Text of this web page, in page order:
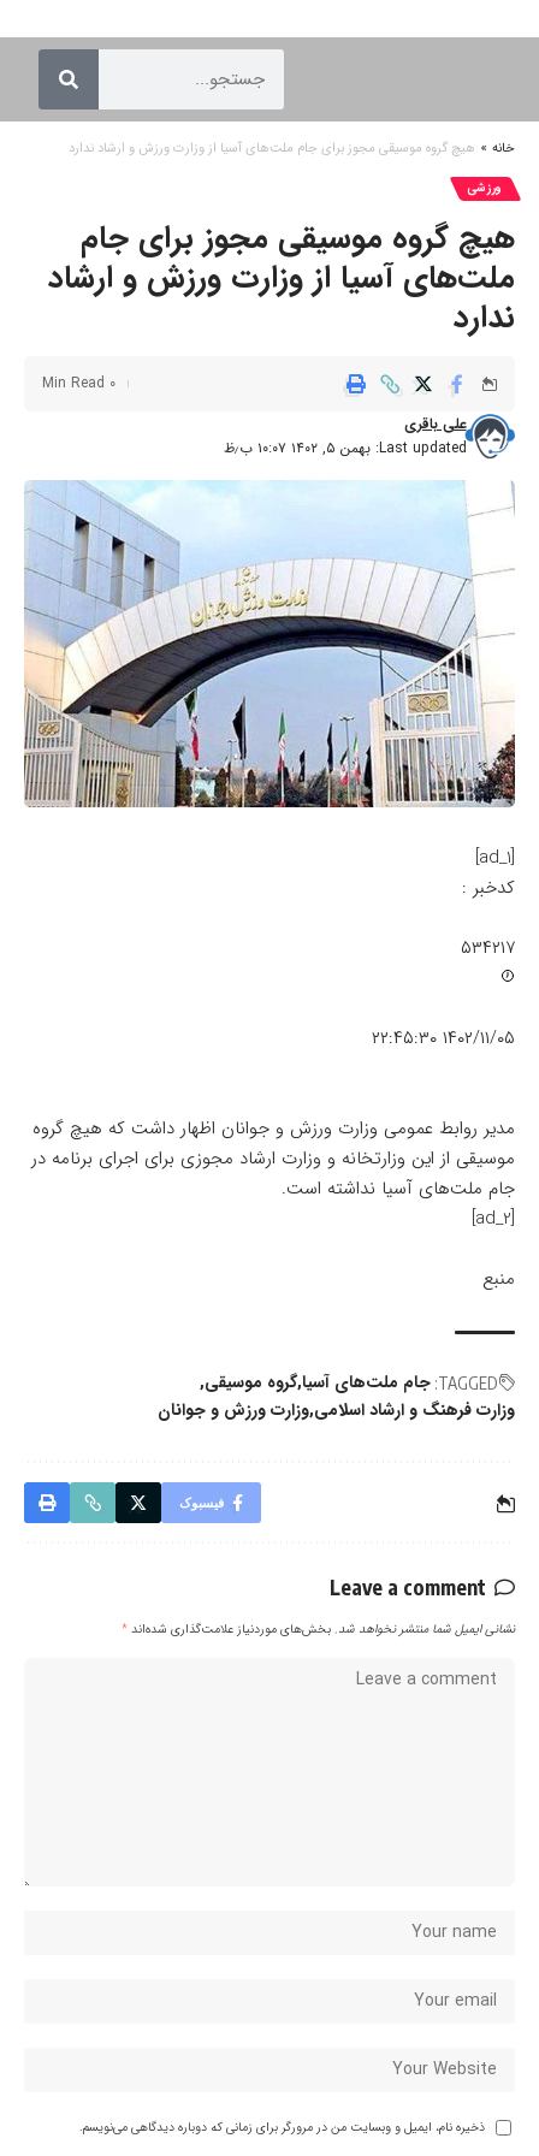
خانه » هیچ گروه موسیقی مجوز برای جام ملت‌های آسیا از وزارت ورزش و ارشاد ندارد
ورزشی
هیچ گروه موسیقی مجوز برای جام
ملت‌های آسیا از وزارت ورزش و ارشاد
ندارد
Last updated: بهمن ۵, ۱۴۰۲ ۱۰:۰۷ ب٫ظ
علی باقری
0 Min Read
[ad_1]
کدخبر :
۵۳۴۲۱۷
۱۴۰۲/۱۱/۰۵ ۲۲:۴۵:۳۰
مدیر روابط عمومی وزارت ورزش و جوانان اظهار داشت که هیچ گروه
موسیقی از این وزارتخانه و وزارت ارشاد مجوزی برای اجرای برنامه در
جام ملت‌های آسیا نداشته است.
[ad_2]
منبع
TAGGED: جام ملت‌های آسیا گروه موسیقی
وزارت فرهنگ و ارشاد اسلامى وزارت ورزش و جوانان
فیسبوک
Leave a comment
نشانی ایمیل شما منتشر نخواهد شد. بخش‌های موردنیاز علامت‌گذاری شده‌اند*
ذخیره نام، ایمیل و وبسایت من در مرورگر برای زمانی که دوباره دیدگاهی می‌نویسم.